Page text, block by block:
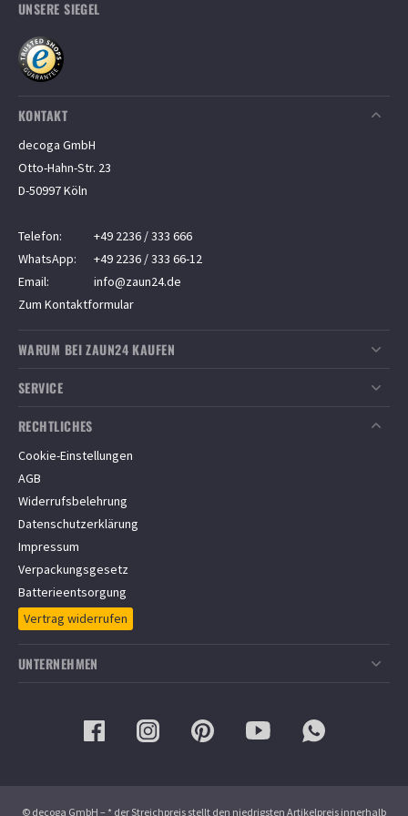
UNSERE SIEGEL
KONTAKT
decoga GmbH
Otto-Hahn-Str. 23
D-50997 Köln
Telefon:
+49 2236 / 333 666
WhatsApp:
+49 2236 / 333 66-12
Email:
info@zaun24.de
Zum Kontaktformular
WARUM BEI ZAUN24 KAUFEN
Top-Kundenservice
Versandkostenfrei ab
Über 4.000 Kundenbewertungen
SERVICE
Zahlungsarten
Informationen zur Lieferzeit
Informationen zum Bestellvorgang
Barrierefreiheit
FAQ/Häufige Fragen
Montageservice
RECHTLICHES
Cookie-Einstellungen
AGB
Widerrufsbelehrung
Datenschutzerklärung
Impressum
Verpackungsgesetz
Batterieentsorgung
Vertrag widerrufen
UNTERNEHMEN
Aktuelle Informationen
Gewerbliche Kunden
© decoga GmbH – * der Streichpreis stellt den niedrigsten Artikelpreis innerhalb